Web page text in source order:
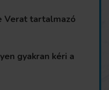
Verat tartalmazó
gyakran kéri a